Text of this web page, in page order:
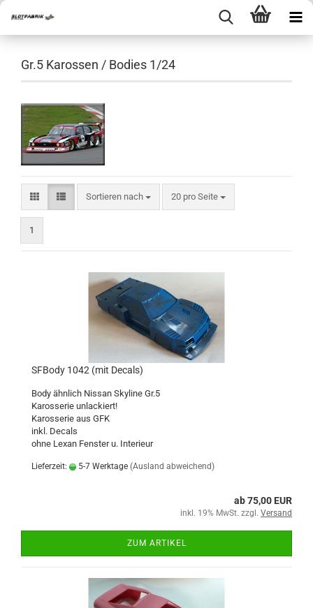
Gr.5 Karossen / Bodies 1/24
Sortieren nach
Sortieren nach 20 pro Seite
pro Seite
1
SFBody 1042 (mit Decals)
Body ähnlich Nissan Skyline Gr.5
Karosserie unlackiert!
Karosserie aus GFK
inkl. Decals
ohne Lexan Fenster u. Interieur
Lieferzeit: 5-7 Werktage (Ausland abweichend)
ab 75,00 EUR
inkl. 19% MwSt. zzgl. Versand
ZUM ARTIKEL